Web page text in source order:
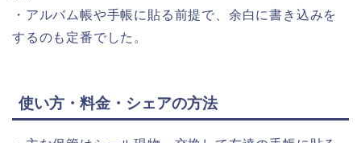
・アルバム帳や手帳に貼る前提で、余白に書き込みを
するのも定番でした。
使い方・料金・シェアの方法